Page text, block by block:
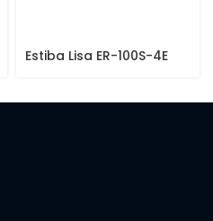
Estiba Lisa ER-100S-4E